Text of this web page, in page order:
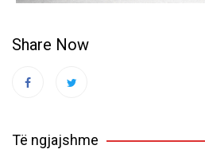
Share Now
Të ngjajshme